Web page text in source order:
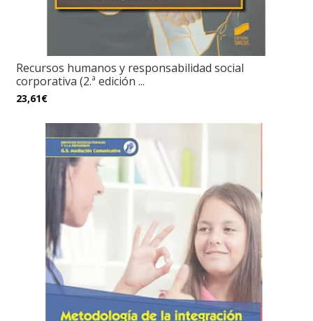
Recursos humanos y responsabilidad social
corporativa (2.ª edición ...
23,61€